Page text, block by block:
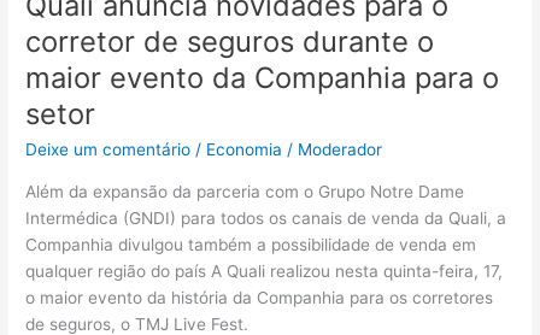
corretor de seguros durante o
maior evento da Companhia para o
setor
Deixe um comentário / Economia / Moderador
Além da expansão da parceria com o Grupo Notre Dame
Intermédica (GNDI) para todos os canais de venda da Quali, a
Companhia divulgou também a possibilidade de venda em
qualquer região do país A Quali realizou nesta quinta-feira, 17,
o maior evento da história da Companhia para os corretores
de seguros, o TMJ Live Fest.
novidades
para
o
de
seguros
durante
o
maior
evento
da